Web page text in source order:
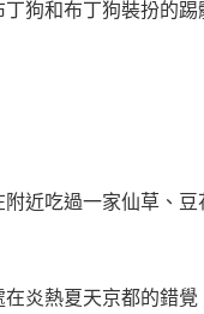
狗和布丁狗裝扮的
近吃過一家仙草、
炎熱夏天京都的錯